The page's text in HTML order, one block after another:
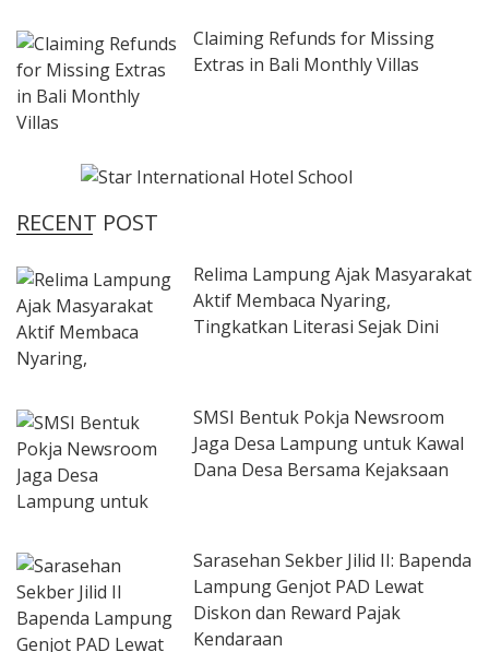
Claiming Refunds for Missing
Extras in Bali Monthly Villas
RECENT POST
Relima Lampung Ajak Masyarakat
Aktif Membaca Nyaring,
Tingkatkan Literasi Sejak Dini
SMSI Bentuk Pokja Newsroom
Jaga Desa Lampung untuk Kawal
Dana Desa Bersama Kejaksaan
Sarasehan Sekber Jilid II: Bapenda
Lampung Genjot PAD Lewat
Diskon dan Reward Pajak
Kendaraan